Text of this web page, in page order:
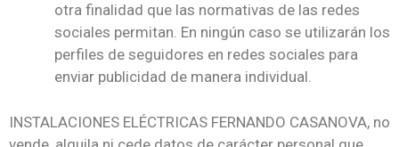
otra finalidad que las normativas de las redes
sociales permitan. En ningún caso se utilizarán los
perfiles de seguidores en redes sociales para
enviar publicidad de manera individual.
INSTALACIONES ELÉCTRICAS FERNANDO CASANOVA, no